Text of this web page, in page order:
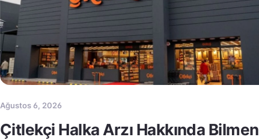
Ağustos 6, 2026
Çitlekçi Halka Arzı Hakkında Bilmen